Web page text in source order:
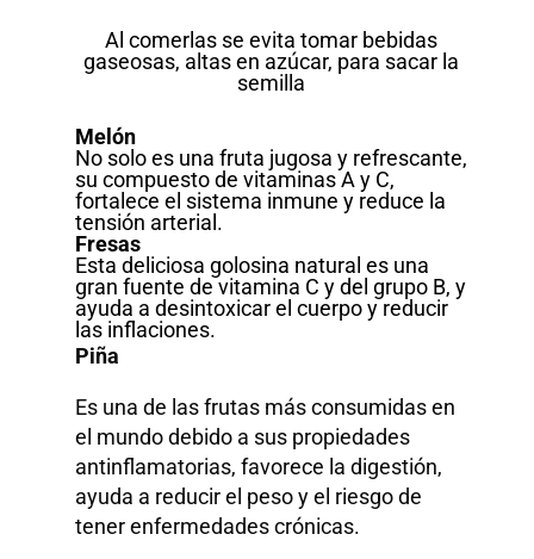
Al comerlas se evita tomar bebidas
gaseosas, altas en azúcar, para sacar la
semilla
Melón
No solo es una fruta jugosa y refrescante,
su compuesto de vitaminas A y C,
fortalece el sistema inmune y reduce la
tensión arterial.
Fresas
Esta deliciosa golosina natural es una
gran fuente de vitamina C y del grupo B, y
ayuda a desintoxicar el cuerpo y reducir
las inflaciones.
Piña
Es una de las frutas más consumidas en
el mundo debido a sus propiedades
antinflamatorias, favorece la digestión,
ayuda a reducir el peso y el riesgo de
tener enfermedades crónicas.